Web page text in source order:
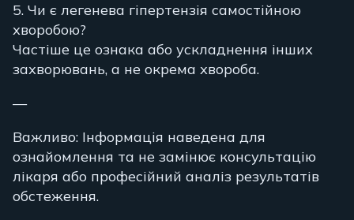
5. Чи є легенева гіпертензія самостійною
хворобою?
Частіше це ознака або ускладнення інших
захворювань, а не окрема хвороба.
—
Важливо: Інформація наведена для
ознайомлення та не замінює консультацію
лікаря або професійний аналіз результатів
обстеження.